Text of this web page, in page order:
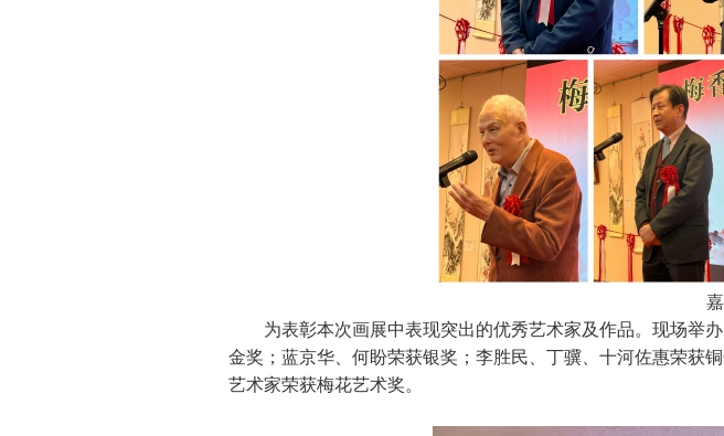
为表彰本次画展中表现突出的优秀艺术家及作品。现场
金奖；蓝京华、何盼荣获银奖；李胜民、丁骥、十河佐惠荣获
艺术家荣获梅花艺术奖。